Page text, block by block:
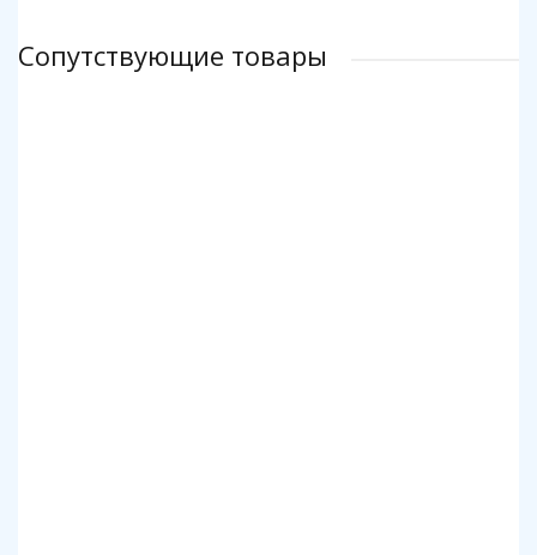
Сопутствующие товары